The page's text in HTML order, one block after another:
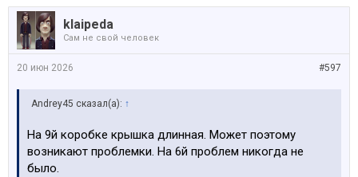
klaipeda
Сам не свой человек
#597
20 июн 2026
Andrey45 сказал(а): ↑
На 9й коробке крышка длинная. Может поэтому
возникают проблемки. На 6й проблем никогда не
было.